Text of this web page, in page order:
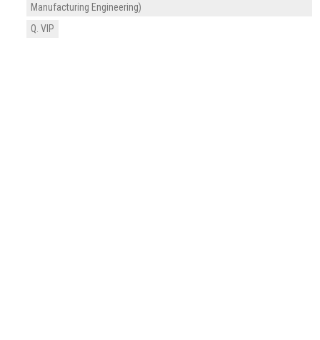
Manufacturing Engineering)
Q. VIP